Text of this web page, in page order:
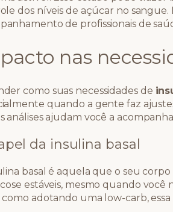
dos níveis de açúcar no
de profissionais de
nas
como suas necessidades de
quando a gente faz
análises ajudam você a
da insulina basal
basal é aquela que o seu
estáveis, mesmo quando você
como adotando uma low-carb,